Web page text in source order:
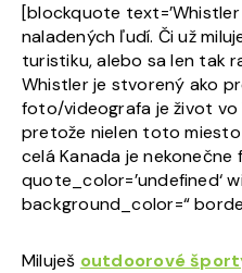
[blockquote
naladených ľudí. Či už
turistiku, alebo sa len tak
Whistler je stvorený ako
foto/videografa je život vo
pretože nielen toto miesto
celá Kanada je
quote_color=’undefined‘
background_color=“
Miluješ outdoorové